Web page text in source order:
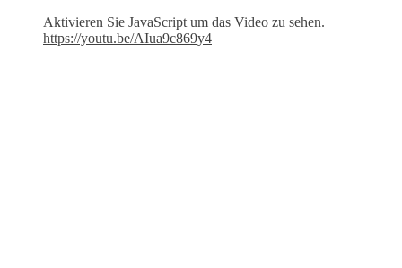
Aktivieren Sie JavaScript um das Video zu sehen.
https://youtu.be/AIua9c869y4